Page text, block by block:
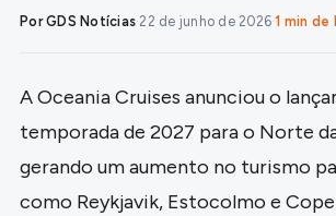
Por GDS Notícias·22 de junho de 2026·1 min de
A Oceania Cruises anunciou o
temporada de 2027 para o Norte
gerando um aumento no turismo
como Reykjavik, Estocolmo e